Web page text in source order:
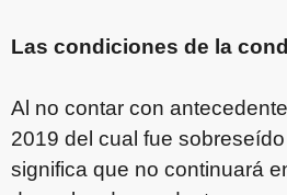
Las condiciones de la
Al no contar con
2019 del cual fue
significa que no continuará